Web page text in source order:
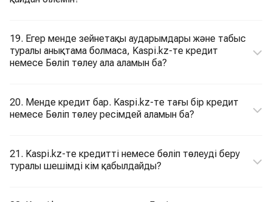
19. Егер менде зейнетақы аударымдары және табыс
туралы анықтама болмаса, Kaspi.kz-те кредит
немесе Бөліп төлеу ала аламын ба?
20. Менде кредит бар. Kaspi.kz-те тағы бір кредит
немесе Бөліп төлеу ресімдей аламын ба?
21. Kaspi.kz-те кредитті немесе бөліп төлеуді беру
туралы шешімді кім қабылдайды?